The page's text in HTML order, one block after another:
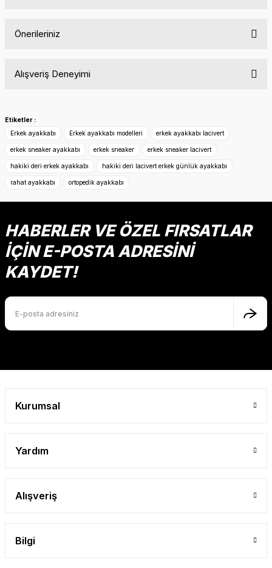
Önerileriniz
konularda yetersiz gördüğünüz noktaları öneri formunu
Ürün resmi kalitesiz, bozuk veya görüntülenemiyor.
Ürün açıklamasında eksik bilgiler bulunuyor.
Ürün bilgilerinde hatalar bulunuyor.
Ürün fiyatı diğer sitelerden daha pahalı.
Alışveriş Deneyimi
Etiketler :
Erkek ayakkabı
Erkek ayakkabı modelleri erkek ayakkabı lacivert
erkek sneaker ayakkabı erkek sneaker erkek sneaker lacivert
hakiki deri erkek ayakkabı hakiki deri lacivert erkek günlük ayakkabı
rahat ayakkabı ortopedik ayakkabı
HABERLER VE ÖZEL FIRSATLAR
İÇİN E-POSTA ADRESİNİ
KAYDET!
Kurumsal
Yardım
Alışveriş
Bilgi